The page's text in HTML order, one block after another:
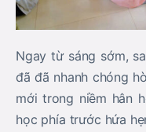
Ngay từ sáng sớm,
đã đã nhanh chóng
mới trong niềm hân
học phía trước hứa